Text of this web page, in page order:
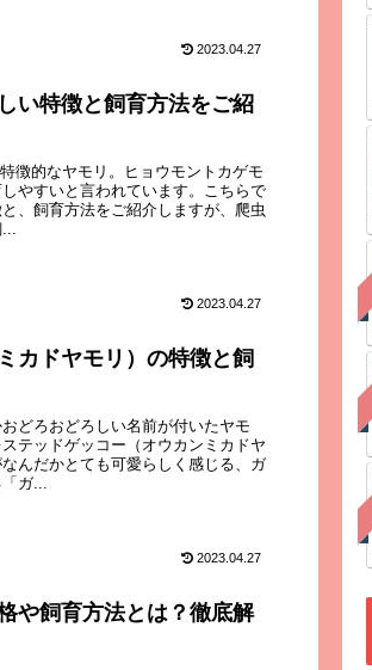
2023.04.27
い特徴と飼育方法をご紹
徴的なヤモリ。ヒョウモントカゲモ
やすいと言われています。こちらで
、飼育方法をご紹介しますが、爬虫
2023.04.27
カドヤモリ）の特徴と飼
どろおどろしい名前が付いたヤモ
テッドゲッコー（オウカンミカドヤ
んだかとても可愛らしく感じる、ガ
ガ...
2023.04.27
や飼育方法とは？徹底解